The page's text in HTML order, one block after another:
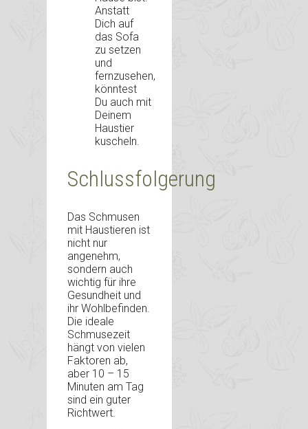
Anstatt
Dich auf
das Sofa
zu setzen
und
fernzusehen,
könntest
Du auch mit
Deinem
Haustier
kuscheln.
Schlussfolgerung
Das Schmusen
mit Haustieren ist
nicht nur
angenehm,
sondern auch
wichtig für ihre
Gesundheit und
ihr Wohlbefinden.
Die ideale
Schmusezeit
hängt von vielen
Faktoren ab,
aber 10 – 15
Minuten am Tag
sind ein guter
Richtwert.